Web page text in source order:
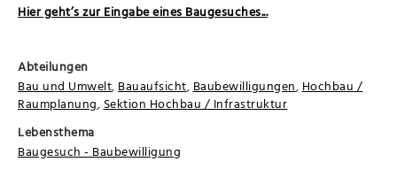
Hier geht’s zur Eingabe eines Baugesuches...
Abteilungen
Bau und Umwelt, Bauaufsicht, Baubewilligungen, Hochbau /
Raumplanung, Sektion Hochbau / Infrastruktur
Lebensthema
Baugesuch - Baubewilligung